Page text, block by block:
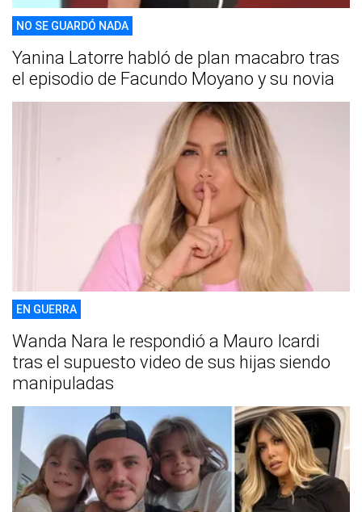
NO SE GUARDÓ NADA
Yanina Latorre habló de plan macabro tras
el episodio de Facundo Moyano y su novia
EN GUERRA
Wanda Nara le respondió a Mauro Icardi
tras el supuesto video de sus hijas siendo
manipuladas